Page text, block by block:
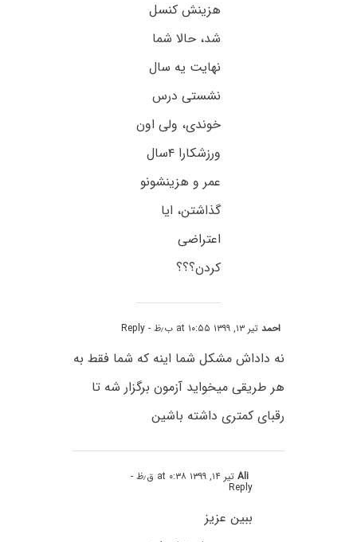
هزینش کنسل
شد، حالا شما
نهایت یه سال
نشستی درس
خوندی، ولی اون
ورزشکارا ۴سال
عمر و هزینشونو
گذاشتن، ایا
اعتراضی
کردن؟؟؟
احمدتیر ۱۳, ۱۳۹۹ at ۱۰:۵۵ ب٫ظ - Reply
نه داداش مشکل شما اینه که شما فقط به
هر طریقی میخواید آزمون برگزار شه تا
رقبای کمتری داشته باشین
Aliتیر ۱۴, ۱۳۹۹ at ۰:۳۸ ق٫ظ -
Reply
ببین عزیز